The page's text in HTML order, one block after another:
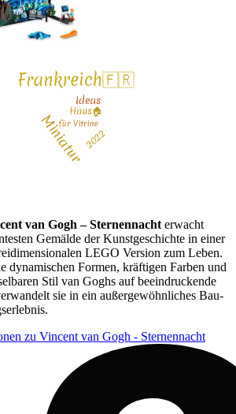
van Gogh – Sternennacht erwacht
Gemälde der Kunstgeschichte in einer
LEGO Version zum Leben.
dynamischen Formen, kräftigen Farben und
Stil van Goghs auf beeindruckende
sie in ein außergewöhnliches Bau-
zu Vincent van Gogh - Sternennacht